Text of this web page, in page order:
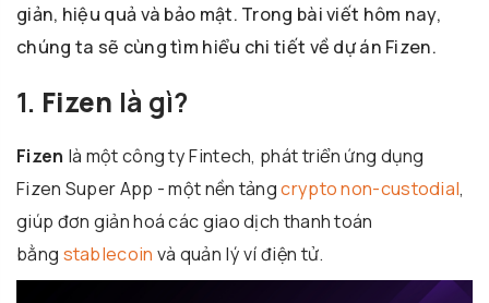
giản, hiệu quả và bảo mật. Trong bài viết hôm nay,
chúng ta sẽ cùng tìm hiểu chi tiết về dự án Fizen.
1. Fizen là gì?
Fizen là một công ty Fintech, phát triển ứng dụng
Fizen Super App - một nền tảngcrypto non-custodial,
giúp đơn giản hoá các giao dịch thanh toán
bằng stablecoin và quản lý ví điện tử.